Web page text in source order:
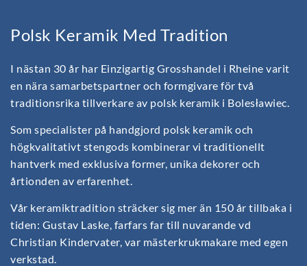
Polsk Keramik Med Tradition
I nästan 30 år har Einzigartig Grosshandel i Rheine varit
en nära samarbetspartner och formgivare för två
traditionsrika tillverkare av polsk keramik i Bolesławiec.
Som specialister på handgjord polsk keramik och
högkvalitativt stengods kombinerar vi traditionellt
hantverk med exklusiva former, unika dekorer och
årtionden av erfarenhet.
Vår keramiktradition sträcker sig mer än 150 år tillbaka i
tiden: Gustav Laske, farfars far till nuvarande vd
Christian Kindervater, var mästerkrukmakare med egen
verkstad.